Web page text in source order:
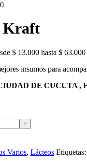
Kraft
$ 13.000 hasta $ 63.000
insumos para
DE CUCUTA ,
+
Varios, Lácteos Etiquetas: